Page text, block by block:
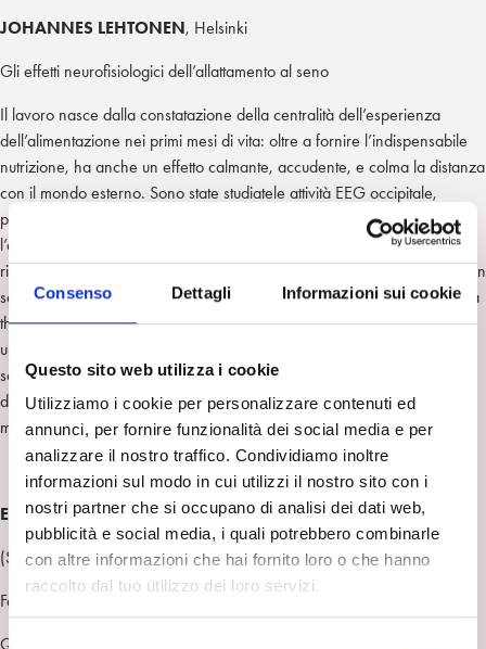
Consenso Dettagli Informazioni sui cookie
Questo sito web utilizza i cookie
Utilizziamo i cookie per personalizzare contenuti ed
annunci, per fornire funzionalità dei social media e per
analizzare il nostro traffico. Condividiamo inoltre
informazioni sul modo in cui utilizzi il nostro sito con i
nostri partner che si occupano di analisi dei dati web,
pubblicità e social media, i quali potrebbero combinarle
con altre informazioni che hai fornito loro o che hanno
raccolto dal tuo utilizzo dei loro servizi.
S
JOHANNES LEHTONEN, Helsinki
Gli effetti neurofisiologici dell’allattamento al seno
Il lavoro nasce dalla constatazione della centralità dell’esperienza
dell’alimentazione nei primi mesi di vita: oltre a fornire l’indispensabile
nutrizione, ha anche un effetto calmante, accudente, e colma la distanza
con il mondo esterno. Sono state studiatele attività EEG occipitale,
parietale e temporale di bambini da 0 a 24 settimane durante
l’allattamento. Nel corso dell’allattamento è risultata presente un’attività
ritmica theta (4-6 Hz) diffusa nelle diverse aree corticali fino a 3 mesi. In
seguito questo effetto diventa progressivamente meno evidente. L’attività
theta viene interpretata come una integrazione delle diverse attività e
una sua connessione con una esperienza altamente piacevole e di
soddisfacimento istintuale: la base per una rappresentazione piacevole
del sé corporeo. L’effetto è analogo nell’allattamento con il biberon, ma
meno marcato.
EMANUELA QUAGLIATA, Roma
(Società Psicoanalitica Italiana, Centro di Psicoanalisi Romano)
Fattori immunologici nell’aborto spontaneo ricorrente e infertilità
Questa ricerca si è sviluppata da una specifica area di interesse clinico